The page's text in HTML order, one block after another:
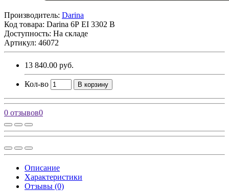
Производитель: Darina
Код товара: Darina 6Р ЕI 3302 B
Доступность: На складе
Артикул: 46072
13 840.00 руб.
Кол-во В корзину
0 отзывов0
Описание
Характеристики
Отзывы (0)